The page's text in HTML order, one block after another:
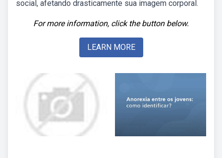
social, afetando drasticamente sua imagem corporal.
For more information, click the button below.
LEARN MORE